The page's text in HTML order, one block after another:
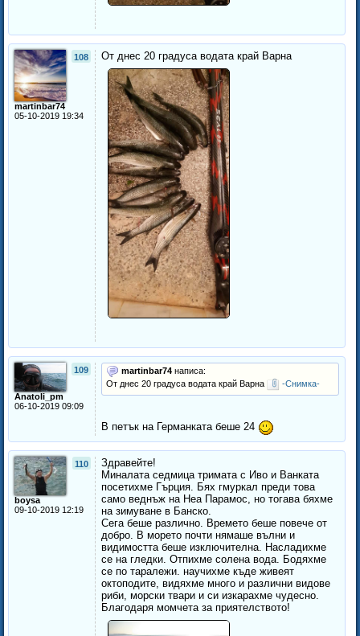
108
martinbar74
05-10-2019 19:34
От днес 20 градуса водата край Варна
109
Anatoli_pm
06-10-2019 09:09
martinbar74 написа:
От днес 20 градуса водата край Варна
-Снимка-
В петък на Германката беше 24
110
boysa
09-10-2019 12:19
Здравейте!
Миналата седмица тримата с Иво и Ванката
посетихме Гърция. Бях гмуркал преди това
само веднъж на Неа Парамос, но тогава бяхме
на зимуване в Банско.
Сега беше различно. Времето беше повече от
добро. В морето почти нямаше вълни и
видимостта беше изключителна. Насладихме
се на гледки. Отпихме солена вода. Бодяхме
се по таралежи. научихме къде живеят
октоподите, видяхме много и различни видове
риби, морски твари и си изкарахме чудесно.
Благодаря момчета за приятелството!